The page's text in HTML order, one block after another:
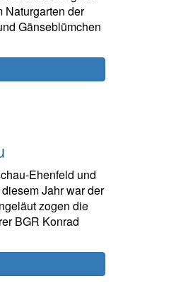
Naturgarten der
Gänseblümchen
Ehenfeld und
Jahr war der
zogen die
BGR Konrad